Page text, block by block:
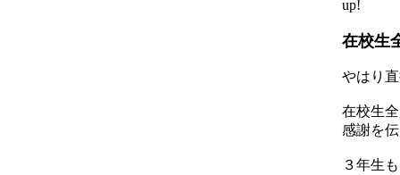
up!
在校生
やはり
在校生
感謝を
３年生